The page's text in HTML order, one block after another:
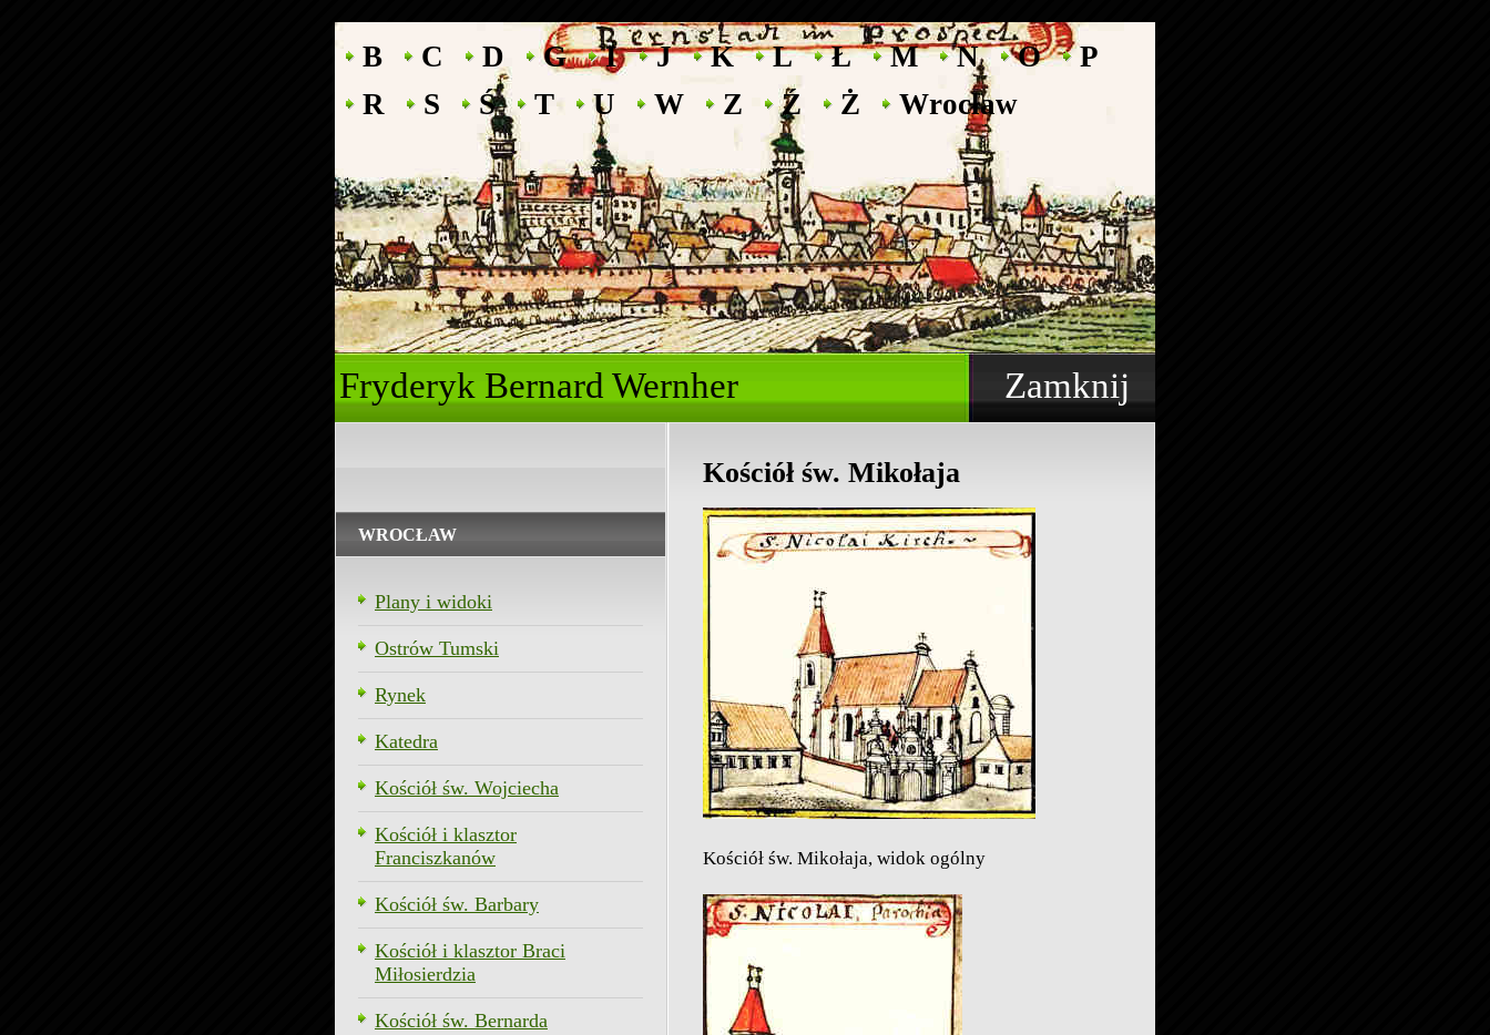
B C D G I J K L Ł M N O
P
R
S Ś T U W Z Ź Ż Wrocław
Fryderyk Bernard Wernher Zamknij
Kościół św. Mikołaja
Kościół św. Mikołaja, widok ogólny
WROCŁAW
Plany i widoki
Ostrów Tumski
Rynek
Katedra
Kościół św. Wojciecha
Kościół i klasztor
Franciszkanów
Kościół św. Barbary
Kościół i klasztor Braci
Miłosierdzia
Kościół św. Bernarda